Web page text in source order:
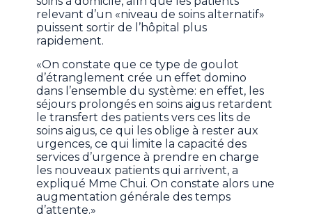
relevant d’un «niveau de soins alternatif»
puissent sortir de l’hôpital plus
rapidement.
«On constate que ce type de goulot
d’étranglement crée un effet domino
dans l’ensemble du système: en effet, les
séjours prolongés en soins aigus retardent
le transfert des patients vers ces lits de
soins aigus, ce qui les oblige à rester aux
urgences, ce qui limite la capacité des
services d’urgence à prendre en charge
les nouveaux patients qui arrivent, a
expliqué Mme Chui. On constate alors une
augmentation générale des temps
d’attente.»